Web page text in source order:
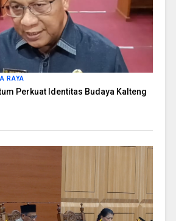
RAYA
Perkuat Identitas Budaya Kalteng